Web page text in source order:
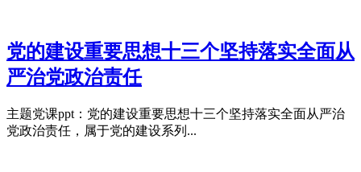
党的建设重要思想十三个坚持落实全面从
严治党政治责任
主题党课ppt：党的建设重要思想十三个坚持落实全面从严治
党政治责任，属于党的建设系列...